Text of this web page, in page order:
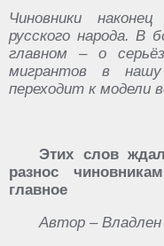
Чиновники
русского народа. В
главном – о
мигрантов в
переходит к модели
Этих слов
разнос
главное
Автор –